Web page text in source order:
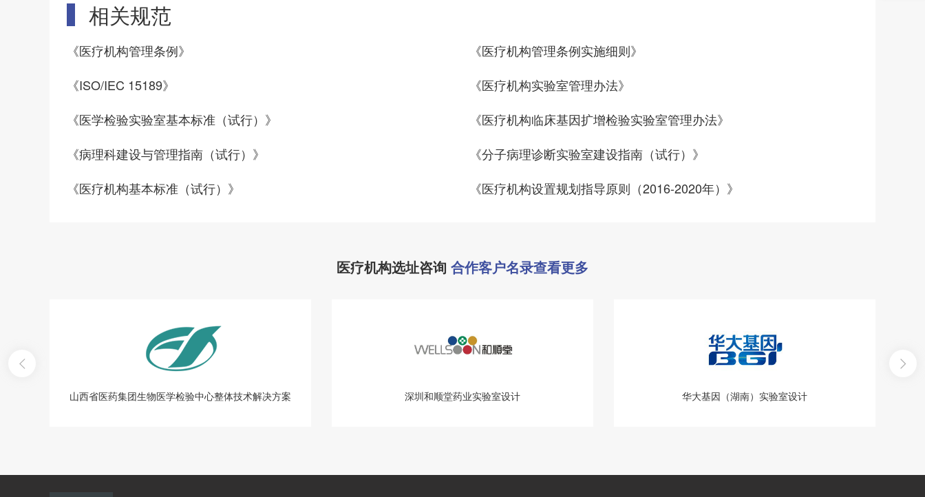
相关规范
《医疗机构管理条例》
《医疗机构管理条例实施细则》
《ISO/IEC 15189》
《医疗机构实验室管理办法》
《医学检验实验室基本标准（试行）》
《医疗机构临床基因扩增检验实验室管理办法》
《病理科建设与管理指南（试行）》
《分子病理诊断实验室建设指南（试行）》
《医疗机构基本标准（试行）》
《医疗机构设置规划指导原则（2016-2020年）》
医疗机构选址咨询 合作客户名录查看更多
山西省医药集团生物医学检验中心整体技术解决方案 深圳和顺堂药业实验室设计 华大基因（湖南）实验室设计